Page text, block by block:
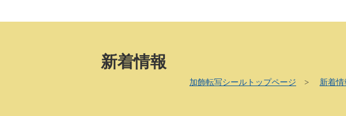
新着情報
加飾転写シールトップページ > 新着情